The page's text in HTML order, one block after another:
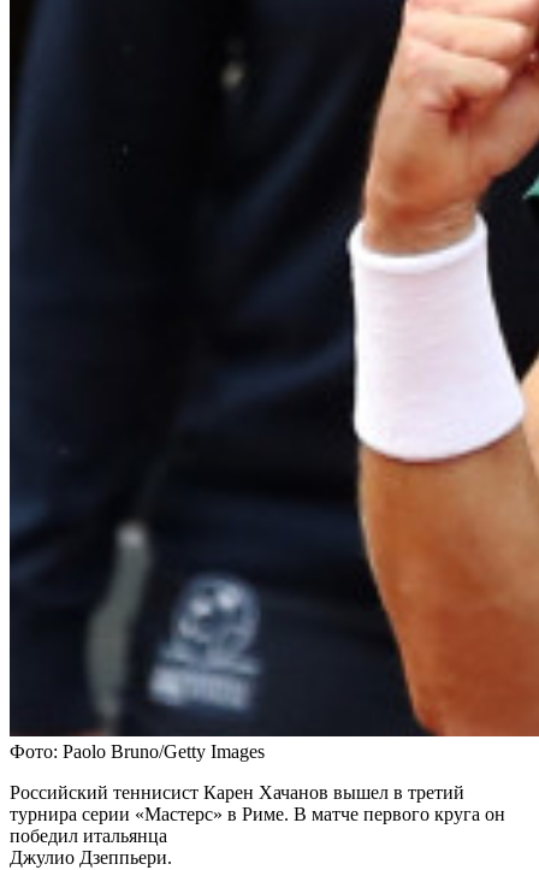
Фото: Paolo Bruno/Getty Images
Российский теннисист Карен Хачанов вышел в третий
турнира серии «Мастерс» в Риме. В матче первого круга он
победил итальянца
Джулио Дзеппьери.